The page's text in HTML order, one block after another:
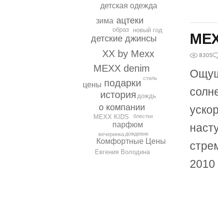
MEXX denim
подарки
XX by Mexx
история
детские джинсы
о компании
ацтеки
парфюм
детская одежда
Комфортные Цены
зима
цены
образ
дождь
MEXX KIDS
новый год
Евгения Володина
вечеринка
стиль
дождевик
блестки
8305
2010